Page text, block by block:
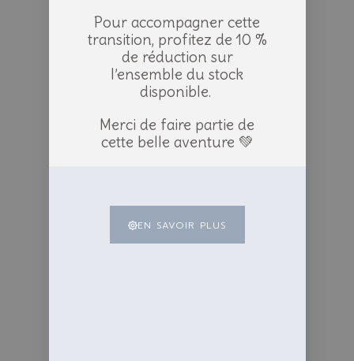
Pour accompagner cette
transition, profitez de 10 %
de réduction sur
l’ensemble du stock
disponible.
Merci de faire partie de
cette belle aventure 💚
EN SAVOIR PLUS